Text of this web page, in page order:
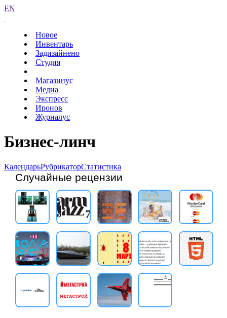
EN
Новое
Инвентарь
Задизайнено
Студия
Магазинус
Медиа
Экспресс
Иронов
Журналус
Бизнес-линч
КалендарьРубрикаторСтатистика
Случайные рецензии